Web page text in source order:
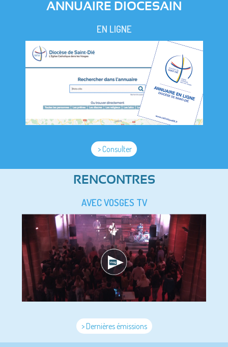
ANNUAIRE DIOCESAIN
EN LIGNE
> Consulter
RENCONTRES
AVEC VOSGES TV
> Dernières émissions